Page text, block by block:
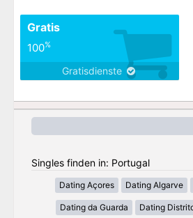
Gratis
100%
Gratisdienste
Singles finden in: Portugal
Dating Açores Dating Algarve
Dating da Guarda Dating